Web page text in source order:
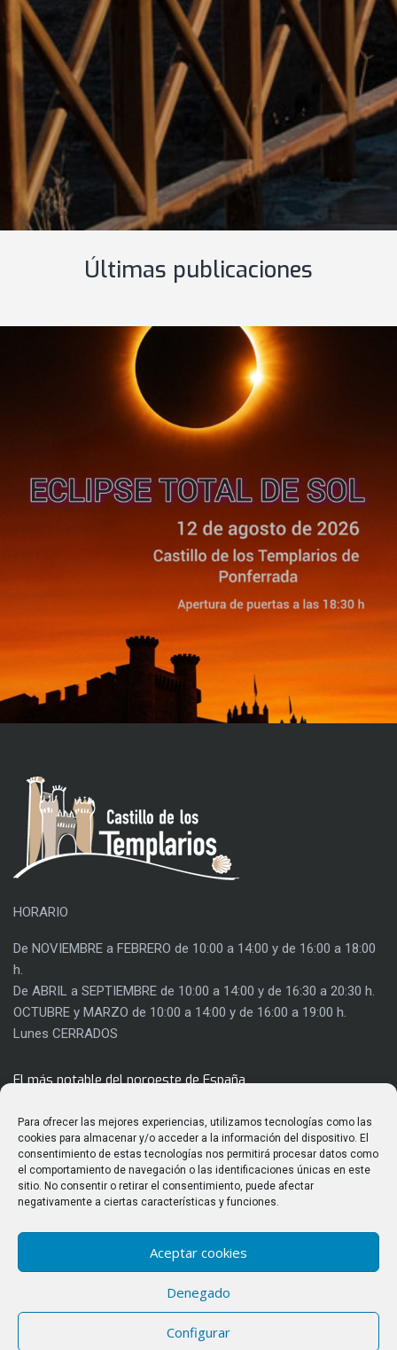
Para ofrecer las mejores experiencias, utilizamos tecnologías como las
cookies para almacenar y/o acceder a la información del dispositivo. El
consentimiento de estas tecnologías nos permitirá procesar datos como
el comportamiento de navegación o las identificaciones únicas en este
sitio. No consentir o retirar el consentimiento, puede afectar
negativamente a ciertas características y funciones.
Aceptar cookies
Denegado
Configurar
Últimas publicaciones
HORARIO
De NOVIEMBRE a FEBRERO de 10:00 a 14:00 y de 16:00 a 18:00
h.
De ABRIL a SEPTIEMBRE de 10:00 a 14:00 y de 16:30 a 20:30 h.
OCTUBRE y MARZO de 10:00 a 14:00 y de 16:00 a 19:00 h.
Lunes CERRADOS
El más notable del noroeste de España
Con 8.000 metros cuadrados de extensión, el Castillo de los
Templarios es mucho más que una fortaleza. Su rehabilitación
ha permitido sacar a la luz gran parte de su riqueza
arquitectónica y utilizar parte de sus salas para actividades
culturales.
ÚLTIMAS PUBLICACIONES
Observación del eclipse solar total del 12 de agosto de 2026
desde el Castillo de los Templarios